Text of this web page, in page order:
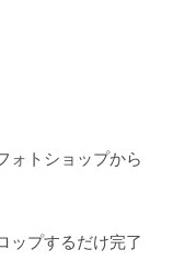
ォトショップから
ップするだけ完了